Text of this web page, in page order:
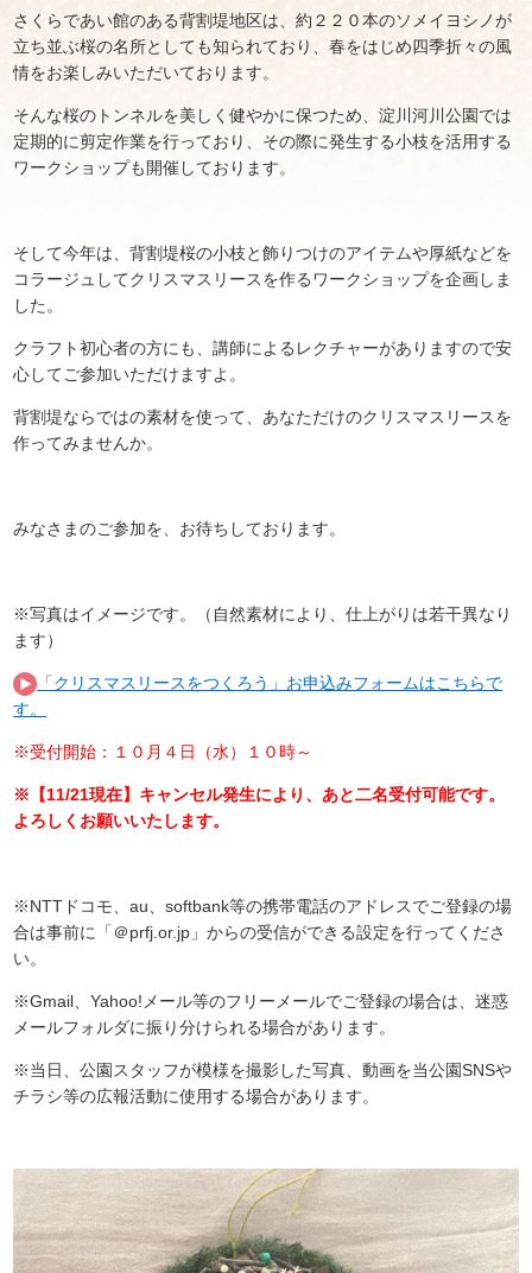
さくらであい館のある背割堤地区は、約２２０本のソメイヨシノが
立ち並ぶ桜の名所としても知られており、春をはじめ四季折々の風
情をお楽しみいただいております。
そんな桜のトンネルを美しく健やかに保つため、淀川河川公園では
定期的に剪定作業を行っており、その際に発生する小枝を活用する
ワークショップも開催しております。
そして今年は、背割堤桜の小枝と飾りつけのアイテムや厚紙などを
コラージュしてクリスマスリースを作るワークショップを企画しま
した。
クラフト初心者の方にも、講師によるレクチャーがありますので安
心してご参加いただけますよ。
背割堤ならではの素材を使って、あなただけのクリスマスリースを
作ってみませんか。
みなさまのご参加を、お待ちしております。
※写真はイメージです。（自然素材により、仕上がりは若干異なり
ます）
「クリスマスリースをつくろう」お申込みフォームはこちらで
す。
※受付開始：１０月４日（水）１０時～
※【11/21現在】キャンセル発生により、あと二名受付可能です。
よろしくお願いいたします。
※NTTドコモ、au、softbank等の携帯電話のアドレスでご登録の場
合は事前に「＠prfj.or.jp」からの受信ができる設定を行ってくださ
い。
※Gmail、Yahoo!メール等のフリーメールでご登録の場合は、迷惑
メールフォルダに振り分けられる場合があります。
※当日、公園スタッフが模様を撮影した写真、動画を当公園SNSや
チラシ等の広報活動に使用する場合があります。